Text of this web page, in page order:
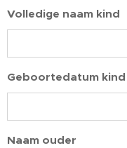
Volledige naam kind
Geboortedatum kind
Naam ouder